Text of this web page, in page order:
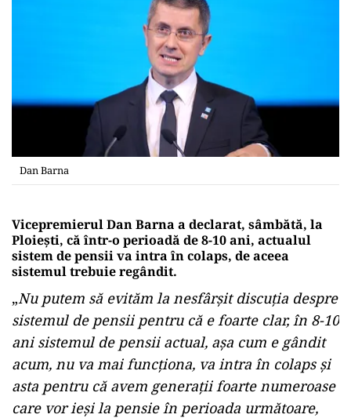
Dan Barna
Vicepremierul Dan Barna a declarat, sâmbătă, la
Ploieşti, că într-o perioadă de 8-10 ani, actualul
sistem de pensii va intra în colaps, de aceea
sistemul trebuie regândit.
„Nu putem să evităm la nesfârşit discuţia despre
sistemul de pensii pentru că e foarte clar, în 8-10
ani sistemul de pensii actual, aşa cum e gândit
acum, nu va mai funcţiona, va intra în colaps şi
asta pentru că avem generaţii foarte numeroase
care vor ieşi la pensie în perioada următoare,